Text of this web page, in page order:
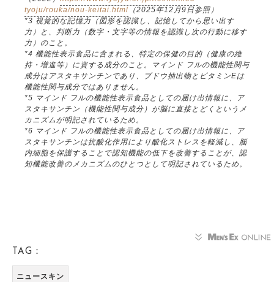
tyoju/rouka/nou-keitai.html （2025年12月9日参照）
*3 視覚的な記憶力（図形を認識し、記憶してから思い出す
力）と、判断力（数字・文字等の情報を認識し次の行動に移す
力）のこと。
*4 機能性表示食品に含まれる、特定の保健の目的（健康の維
持・増進等）に資する成分のこと。マインド フルの機能性関与
成分はアスタキサンチンであり、ブドウ抽出物とビタミンEは
機能性関与成分ではありません。
*5 マインド フルの機能性表示食品としての届け出情報に、ア
スタキサンチン（機能性関与成分）が脳に直接とどくというメ
カニズムが明記されているため。
*6 マインド フルの機能性表示食品としての届け出情報に、ア
スタキサンチンは抗酸化作用により酸化ストレスを軽減し、脳
内細胞を保護することで認知機能の低下を改善することが、認
知機能改善のメカニズムのひとつとして明記されているため。
TAG：
ニュースキン